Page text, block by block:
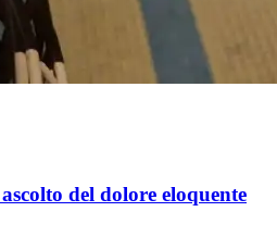
del dolore eloquente